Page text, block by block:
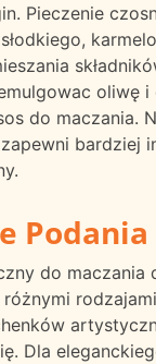
Pieczenie
oliwę
do maczania.
bardziej
Podania
do maczania
Dla